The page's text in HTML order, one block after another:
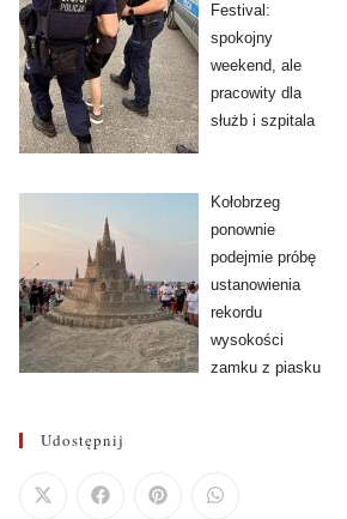
Festival:
spokojny
weekend, ale
pracowity dla
służb i szpitala
Kołobrzeg
ponownie
podejmie próbę
ustanowienia
rekordu
wysokości
zamku z piasku
Udostępnij